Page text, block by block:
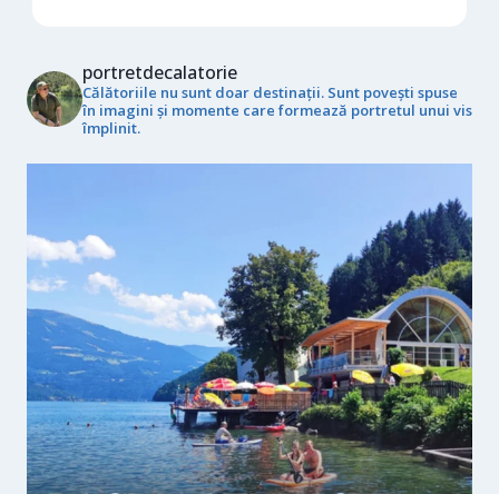
portretdecalatorie
Călătoriile nu sunt doar destinații. Sunt povești spuse
în imagini și momente care formează portretul unui vis
împlinit.